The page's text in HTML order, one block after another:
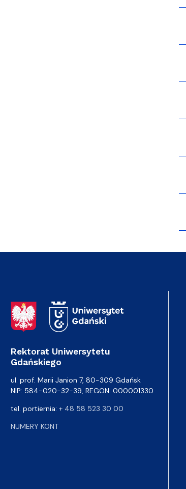
Adres Rektoratu
Rektorat Uniwersytetu
Gdańskiego
ul. prof. Marii Janion 7, 80-309 Gdańsk
NIP: 584-020-32-39, REGON: 000001330
tel. portiernia: + 48 58 523 30 00
NUMERY KONT